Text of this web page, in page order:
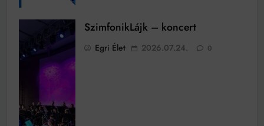
SzimfonikLájk – koncert
Egri Élet 2026.07.24. 0